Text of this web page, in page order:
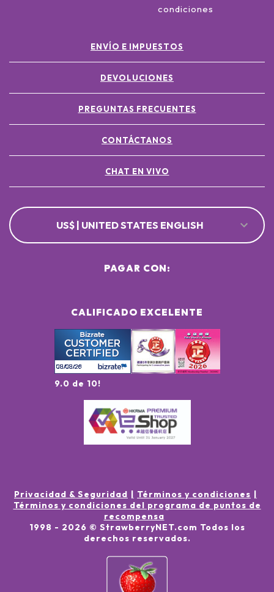
condiciones
ENVÍO E IMPUESTOS
DEVOLUCIONES
PREGUNTAS FRECUENTES
CONTÁCTANOS
CHAT EN VIVO
US$ | UNITED STATES ENGLISH
CALIFICADO EXCELENTE
9.0 de 10!
PAGAR CON:
Privacidad & Seguridad
Términos y condiciones
Términos y condiciones del programa de puntos de
recompensa
1998 - 2026 © StrawberryNET.com Todos los
derechos reservados.